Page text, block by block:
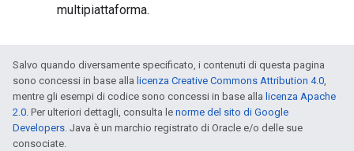
multipiattaforma.
Salvo quando diversamente specificato, i contenuti di questa pagina
sono concessi in base alla licenza Creative Commons Attribution 4.0,
mentre gli esempi di codice sono concessi in base alla licenza Apache
2.0. Per ulteriori dettagli, consulta le norme del sito di Google
Developers. Java è un marchio registrato di Oracle e/o delle sue
consociate.